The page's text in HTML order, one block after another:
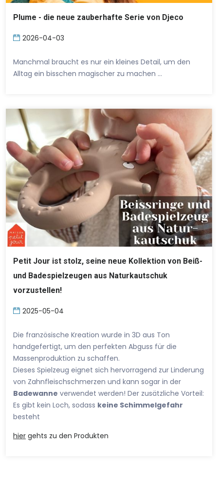
Plume - die neue zauberhafte Serie von Djeco
2026-04-03
Manchmal braucht es nur ein kleines Detail, um den
Alltag ein bisschen magischer zu machen …
Petit Jour ist stolz, seine neue Kollektion von Beiß-
und Badespielzeugen aus Naturkautschuk
vorzustellen!
2025-05-04
Die französische Kreation wurde in 3D aus Ton
handgefertigt, um den perfekten Abguss für die
Massenproduktion zu schaffen.
Dieses Spielzeug eignet sich hervorragend zur Linderung
von Zahnfleischschmerzen und kann sogar in der
Badewanne verwendet werden! Der zusätzliche Vorteil:
Es gibt kein Loch, sodass keine Schimmelgefahr
besteht
hier gehts zu den Produkten